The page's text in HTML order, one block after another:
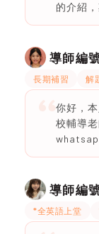
的介紹
導師編
長期補習 解
你好，
校輔導
導師編
*全英語上堂